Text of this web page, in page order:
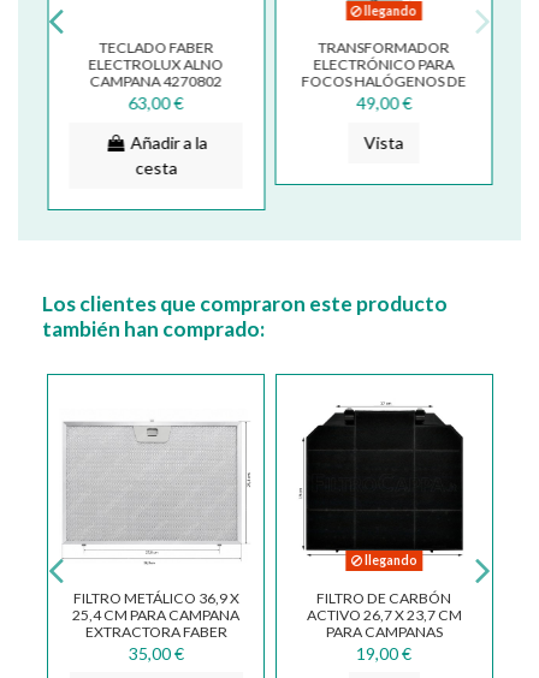
TECLADO FABER
ELECTROLUX ALNO
CAMPANA 4270802
SV821 133.0017.064
63,00 €
Añadir a la
cesta
llegando
TRANSFORMADOR
ELECTRÓNICO PARA
FOCOS HALÓGENOS DE
CAMPANA FABER
FRANKE ELICA 105 W WU
49,00 €
Vista
Los clientes que compraron este producto
también han comprado:
FILTRO METÁLICO 36,9 X
25,4 CM PARA CAMPANA
EXTRACTORA FABER
FRANKE ARTICA RAY
NICE...
35,00 €
llegando
FILTRO DE CARBÓN
ACTIVO 26,7 X 23,7 CM
PARA CAMPANAS
EXTRACTORAS FABER
FRANKE ARISTON...
19,00 €